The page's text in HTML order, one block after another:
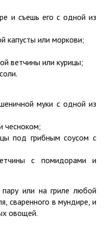
и съешь его с одной из
капусты или моркови;
ветчины или курицы;
муки с одной из
чесноком;
под грибным соусом с
с помидорами и
или на гриле любой
сваренного в мундире, и
овощей.